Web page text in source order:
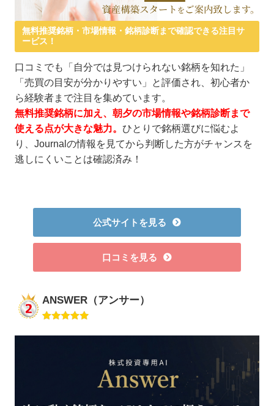
無料推奨銘柄・市場情報・銘柄診断まで確認できる注目サ
ービス！
口コミでも「自分では見つけられない銘柄を知れた」
「売買の目安が分かりやすい」と評価され、初心者か
ら経験者まで注目を集めています。
無料推奨銘柄に加え、朝夕の市場情報や銘柄診断まで
使える点が大きな魅力。 ひとりで銘柄選びに悩むよ
り、Journalの情報を見てから判断した方がチャンスを
逃しにくいことは確認済み！
公式サイトを見る
口コミを見る
ANSWER（アンサー）